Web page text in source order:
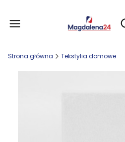
Strona główna Tekstylia domowe